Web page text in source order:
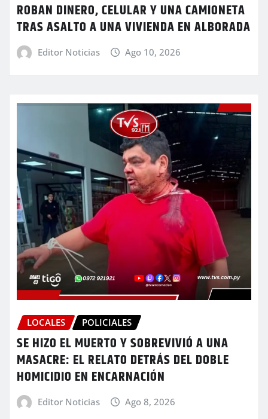
ROBAN DINERO, CELULAR Y UNA CAMIONETA
TRAS ASALTO A UNA VIVIENDA EN ALBORADA
Editor Noticias Ago 10, 2026
LOCALES POLICIALES
SE HIZO EL MUERTO Y SOBREVIVIÓ A UNA
MASACRE: EL RELATO DETRÁS DEL DOBLE
HOMICIDIO EN ENCARNACIÓN
Editor Noticias Ago 8, 2026